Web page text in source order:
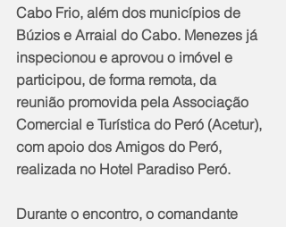
Cabo Frio, além dos municípios de
Búzios e Arraial do Cabo. Menezes já
inspecionou e aprovou o imóvel e
participou, de forma remota, da
reunião promovida pela Associação
Comercial e Turística do Peró (Acetur),
com apoio dos Amigos do Peró,
realizada no Hotel Paradiso Peró.
Durante o encontro, o comandante